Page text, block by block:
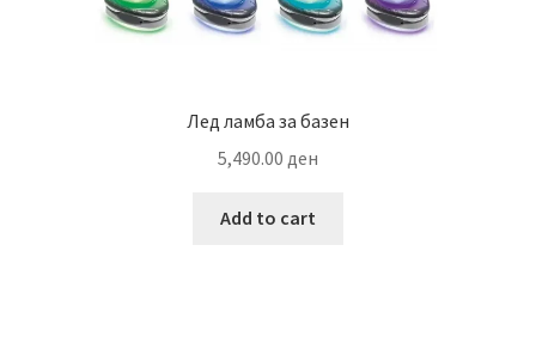
Лед ламба за базен
5,490.00 ден
Add to cart